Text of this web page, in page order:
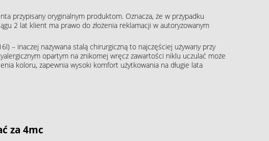
przypisany oryginalnym produktom. Oznacza, że w przypadku
2 lat klient ma prawo do złożenia reklamacji w autoryzowanym
– inaczej nazywana stalą chirurgiczną to najczęściej używany przy
opartym na znikomej wręcz zawartości niklu uczulać może
koloru, zapewnia wysoki komfort użytkowania na długie lata
za 4mc